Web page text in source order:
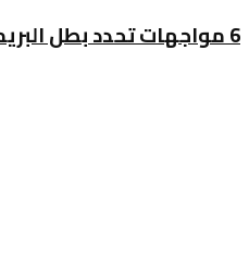
6 مواجهات تحدد بطل البريميرليج